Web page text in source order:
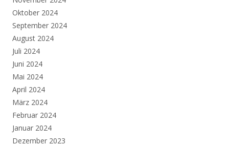
Oktober 2024
September 2024
August 2024
Juli 2024
Juni 2024
Mai 2024
April 2024
März 2024
Februar 2024
Januar 2024
Dezember 2023